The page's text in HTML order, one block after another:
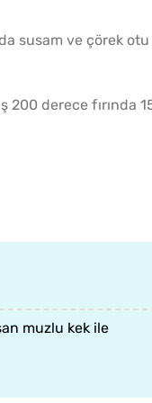
susam ve çörek otu
200 derece fırında
muzlu kek ile